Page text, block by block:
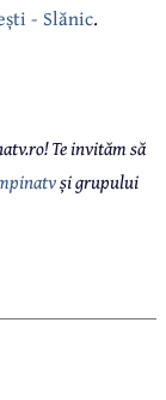
- Slănic.
Te invităm să
și grupului